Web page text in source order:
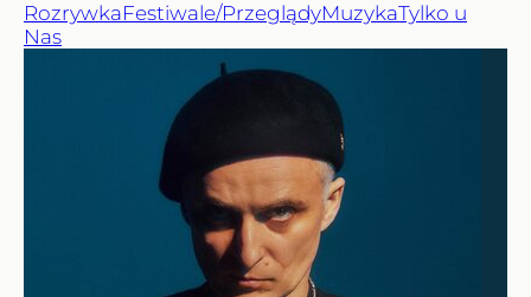
RozrywkaFestiwale/PrzeglądyMuzykaTylko u
Nas